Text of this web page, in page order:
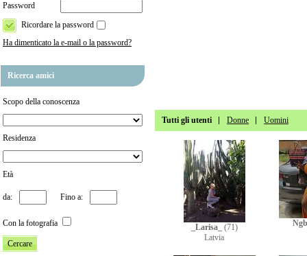
Password
Ricordare la password
Ha dimenticato la e-mail o la password?
Ricerca amici
Scopo della conoscenza
Residenza
Età
da: Fino a:
Con la fotografia
Tutti gli utenti Donne Uomini
_Larisa_
(71)
Latvia